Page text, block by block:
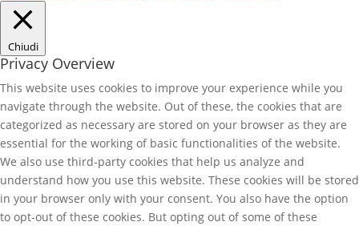
Chiudi
Privacy Overview
This website uses cookies to improve your experience while you
navigate through the website. Out of these, the cookies that are
categorized as necessary are stored on your browser as they are
essential for the working of basic functionalities of the website.
We also use third-party cookies that help us analyze and
understand how you use this website. These cookies will be stored
in your browser only with your consent. You also have the option
to opt-out of these cookies. But opting out of some of these